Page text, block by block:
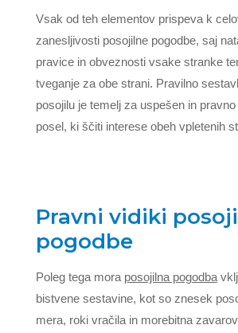
Vsak od teh elementov prispeva k
zanesljivosti posojilne pogodbe, saj
pravice in obveznosti vsake stranke
tveganje za obe strani. Pravilno
posojilu je temelj za uspešen in
posel, ki ščiti interese obeh vpletenih
Pravni vidiki
pogodbe
Poleg tega mora posojilna pogodba
bistvene sestavine, kot so znesek
mera, roki vračila in morebitna